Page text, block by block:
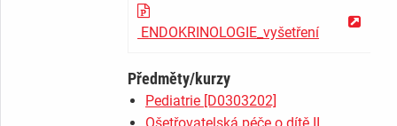
ENDOKRINOLOGIE_vyšetření
Předměty/kurzy
Pediatrie [D0303202]
Ošetřovatelská péče o dítě II